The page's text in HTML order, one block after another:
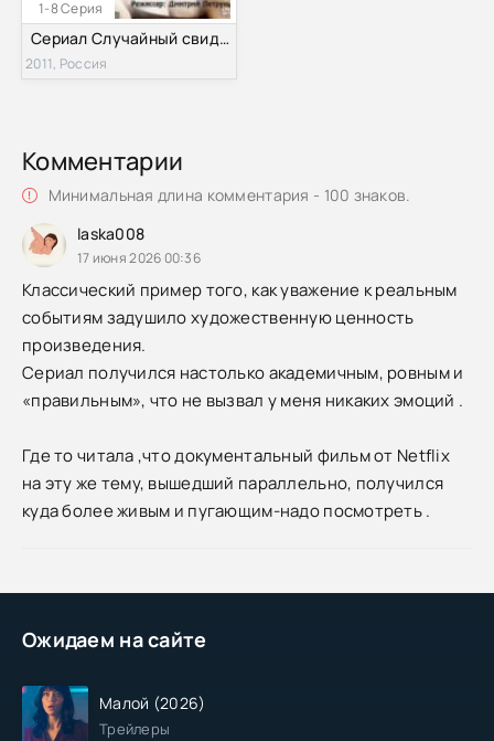
Ожидаем на сайте
Малой (2026)
Трейлеры
1-8 Серия
Сериал Случайный свидетель (2011) Все серии смотреть онлайн
2011, Россия
Комментарии
Минимальная длина комментария - 100 знаков.
laska008
17 июня 2026 00:36
Классический пример того, как уважение к реальным
событиям задушило художественную ценность
произведения.
Сериал получился настолько академичным, ровным и
«правильным», что не вызвал у меня никаких эмоций .
Где то читала ,что документальный фильм от Netflix
на эту же тему, вышедший параллельно, получился
куда более живым и пугающим-надо посмотреть .